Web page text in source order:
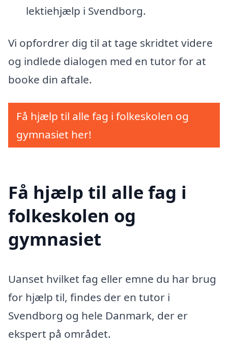
lektiehjælp i Svendborg.
Vi opfordrer dig til at tage skridtet videre
og indlede dialogen med en tutor for at
booke din aftale.
Få hjælp til alle fag i folkeskolen og
gymnasiet her!
Få hjælp til alle fag i
folkeskolen og
gymnasiet
Uanset hvilket fag eller emne du har brug
for hjælp til, findes der en tutor i
Svendborg og hele Danmark, der er
ekspert på området.